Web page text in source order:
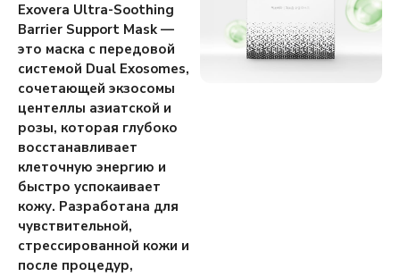
Exovera Ultra-Soothing
Barrier Support Mask —
это маска с передовой
системой Dual Exosomes,
сочетающей экзосомы
центеллы азиатской и
розы, которая глубоко
восстанавливает
клеточную энергию и
быстро успокаивает
кожу. Разработана для
чувствительной,
стрессированной кожи и
после процедур,